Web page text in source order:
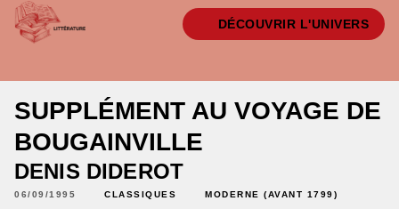
DÉCOUVRIR L'UNIVERS
SUPPLÉMENT AU VOYAGE DE
BOUGAINVILLE
DENIS DIDEROT
06/09/1995 CLASSIQUES MODERNE (AVANT 1799)